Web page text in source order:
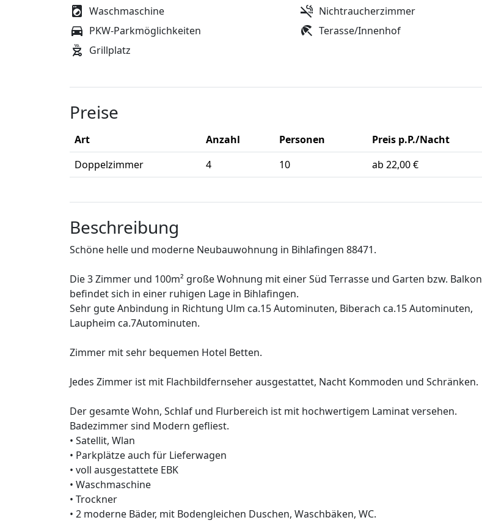
Waschmaschine
Nichtraucherzimmer
PKW-Parkmöglichkeiten
Terasse/Innenhof
Grillplatz
Preise
Art Anzahl Personen
Preis p.P./Nacht
Doppelzimmer
4 10 ab 22,00 €
Beschreibung
Schöne helle und moderne Neubauwohnung in Bihlafingen 88471.
Die 3 Zimmer und 100m² große Wohnung mit einer Süd Terrasse und Garten bzw. Balkon
befindet sich in einer ruhigen Lage in Bihlafingen.
Sehr gute Anbindung in Richtung Ulm ca.15 Autominuten, Biberach ca.15 Autominuten,
Laupheim ca.7Autominuten.
Zimmer mit sehr bequemen Hotel Betten.
Jedes Zimmer ist mit Flachbildfernseher ausgestattet, Nacht Kommoden und Schränken.
Der gesamte Wohn, Schlaf und Flurbereich ist mit hochwertigem Laminat versehen.
Badezimmer sind Modern gefliest.
• Satellit, Wlan
• Parkplätze auch für Lieferwagen
• voll ausgestattete EBK
• Waschmaschine
• Trockner
• 2 moderne Bäder, mit Bodengleichen Duschen, Waschbäken, WC.